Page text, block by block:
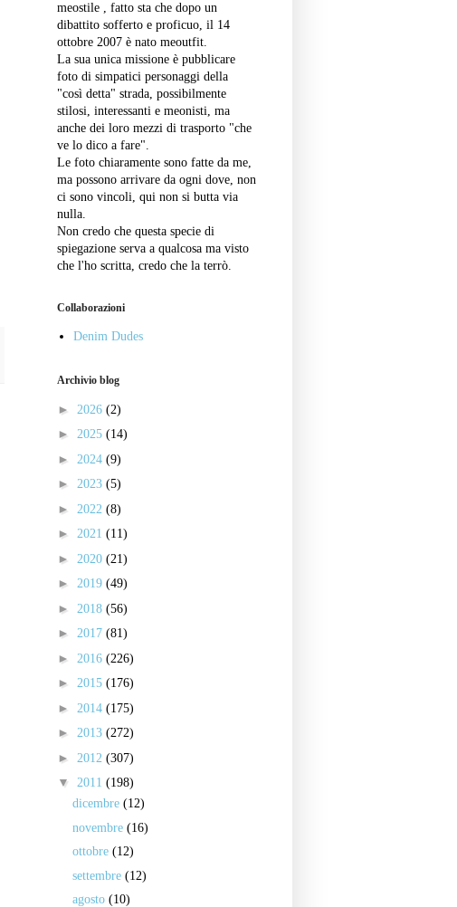
meostile , fatto sta che dopo un
dibattito sofferto e proficuo, il 14
ottobre 2007 è nato meoutfit.
La sua unica missione è pubblicare
foto di simpatici personaggi della
"così detta" strada, possibilmente
stilosi, interessanti e meonisti, ma
anche dei loro mezzi di trasporto "che
ve lo dico a fare".
Le foto chiaramente sono fatte da me,
ma possono arrivare da ogni dove, non
ci sono vincoli, qui non si butta via
nulla.
Non credo che questa specie di
spiegazione serva a qualcosa ma visto
che l'ho scritta, credo che la terrò.
Collaborazioni
Denim Dudes
Archivio blog
► 2026 (2)
► 2025 (14)
► 2024 (9)
► 2023 (5)
► 2022 (8)
► 2021 (11)
► 2020 (21)
► 2019 (49)
► 2018 (56)
► 2017 (81)
► 2016 (226)
► 2015 (176)
► 2014 (175)
► 2013 (272)
► 2012 (307)
▼ 2011 (198)
dicembre (12)
novembre (16)
ottobre (12)
settembre (12)
agosto (10)